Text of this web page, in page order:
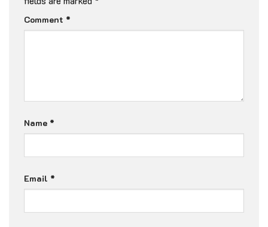
Comment *
Name *
Email *